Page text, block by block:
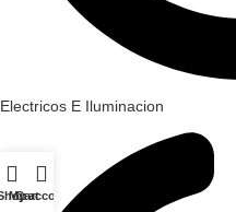
Electricos E Iluminacion
Cart
My account